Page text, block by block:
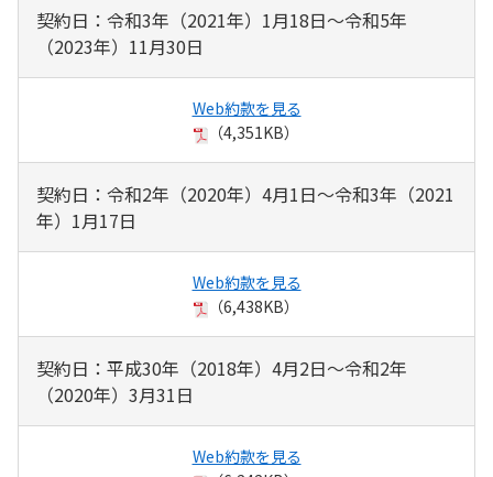
契約日：令和3年（2021年）1月18日～令和5年
（2023年）11月30日
Web約款を見る
（4,351KB）
契約日：令和2年（2020年）4月1日～令和3年（2021
年）1月17日
Web約款を見る
（6,438KB）
契約日：平成30年（2018年）4月2日～令和2年
（2020年）3月31日
Web約款を見る